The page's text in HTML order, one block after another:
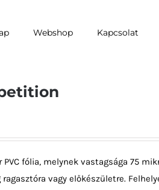
Webshop Kapcsolat
fólia, melynek vastagsága 75
vagy előkészületre.